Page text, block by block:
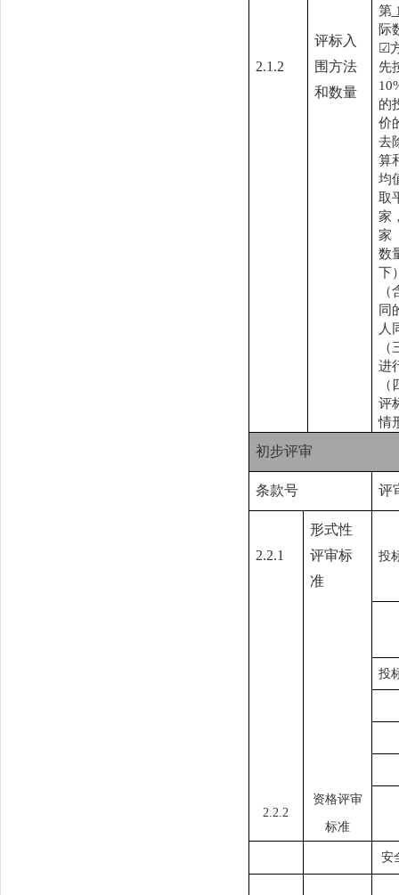
2.1.2
评标入
围方法
和数量
第
际
☑
先
的
价
去
算
均
取
家
家
数
下
同
人
进
评
情
初步评审
条款号 评
2.2.1
形式性
评审标
准
投
投
2.2.2
资格评审
标准
安